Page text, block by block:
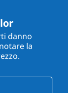
danno
la